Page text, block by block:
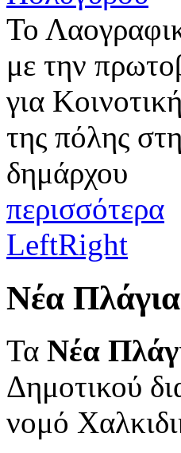
Το
με την
για
της πόλης
δημάρχου
περισσότερα
LeftRight
Νέα Πλάγια
Τα Νέα
Δημοτικού
νομό